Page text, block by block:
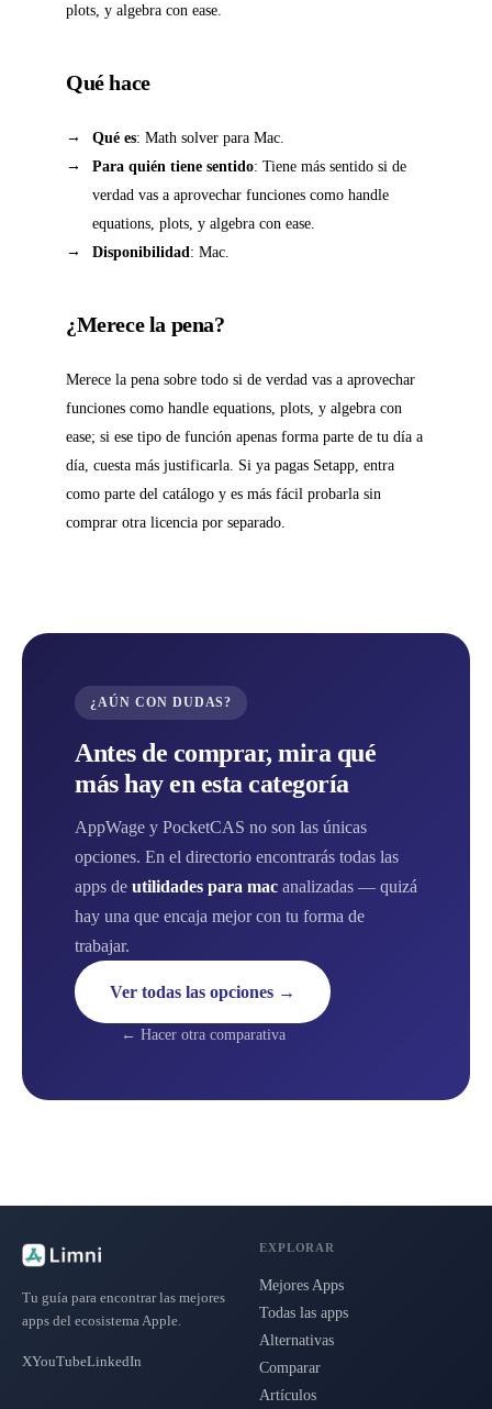
plots, y algebra con ease.
Qué hace
Qué es: Math solver para Mac.
Para quién tiene sentido: Tiene más sentido si de
verdad vas a aprovechar funciones como handle
equations, plots, y algebra con ease.
Disponibilidad: Mac.
¿Merece la pena?
Merece la pena sobre todo si de verdad vas a aprovechar
funciones como handle equations, plots, y algebra con
ease; si ese tipo de función apenas forma parte de tu día a
día, cuesta más justificarla. Si ya pagas Setapp, entra
como parte del catálogo y es más fácil probarla sin
comprar otra licencia por separado.
¿AÚN CON DUDAS?
Antes de comprar, mira qué
más hay en esta categoría
AppWage y PocketCAS no son las únicas
opciones. En el directorio encontrarás todas las
apps de utilidades para mac analizadas — quizá
hay una que encaja mejor con tu forma de
trabajar.
Ver todas las opciones →
← Hacer otra comparativa
Tu guía para encontrar las mejores
apps del ecosistema Apple.
XYouTubeLinkedIn
EXPLORAR
Mejores Apps
Todas las apps
Alternativas
Comparar
Artículos